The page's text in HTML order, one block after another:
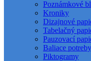
Poznámkové
Kroniky
Dizajnové
Tabelačný
Pauzovací
Baliace potreby
Piktogramy